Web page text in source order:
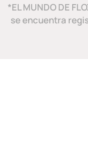
*EL MUNDO DE
se encuentra